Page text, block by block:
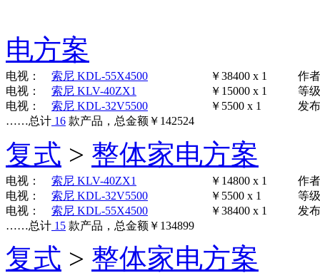
电方案
电视： 索尼 KDL-55X4500
￥38400 x 1
电视：
索尼 KLV-40ZX1
￥15000 x 1
电视：
索尼 KDL-32V5500
￥5500 x 1
……总计 16 款产品，总金额 ￥ 142524
作
等
发
复式 > 整体家电方案
电视： 索尼 KLV-40ZX1
￥14800 x 1
电视：
索尼 KDL-32V5500
￥5500 x 1
电视：
索尼 KDL-55X4500
￥38400 x 1
……总计 15 款产品，总金额 ￥ 134899
作
等
发
复式 > 整体家电方案